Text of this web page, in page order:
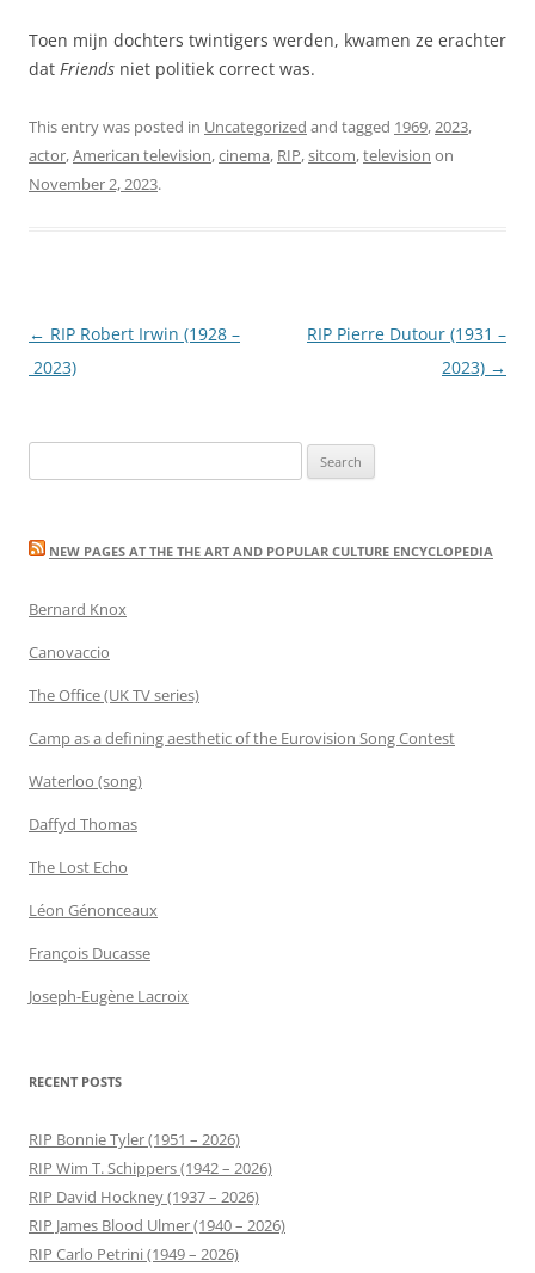
Toen mijn dochters twintigers werden, kwamen ze erachter
dat Friends niet politiek correct was.
This entry was posted in Uncategorized and tagged 1969,2023,
actor,American television,cinema, RIP,sitcom,television on
November 2, 2023.
Post
navigation
← RIP Robert Irwin (1928 –
2023)
RIP Pierre Dutour (1931 –
2023) →
for:
NEW PAGES AT THE THE ART AND POPULAR CULTURE ENCYCLOPEDIA
Bernard Knox
Canovaccio
The Office (UK TV series)
Camp as a defining aesthetic of the Eurovision Song Contest
Waterloo (song)
Daffyd Thomas
The Lost Echo
Léon Génonceaux
François Ducasse
Joseph-Eugène Lacroix
RECENT POSTS
RIP Bonnie Tyler (1951 – 2026)
RIP Wim T. Schippers (1942 – 2026)
RIP David Hockney (1937 – 2026)
RIP James Blood Ulmer (1940 – 2026)
RIP Carlo Petrini (1949 – 2026)